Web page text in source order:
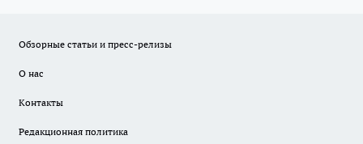
Обзорные статьи и пресс-релизы
О нас
Контакты
Редакционная политика